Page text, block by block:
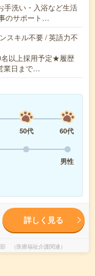
洗い・入浴など生活
のサポート…
スキル不要 / 英語力不
以上採用予定★履歴
業日まで…
50代
60代
男性
詳しく見る
（医療福祉介護関連）